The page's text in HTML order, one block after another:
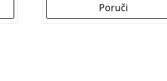
je
bila:
Poruči